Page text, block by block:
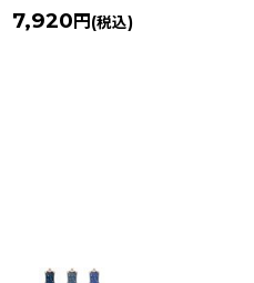
7,920 円 (税込)